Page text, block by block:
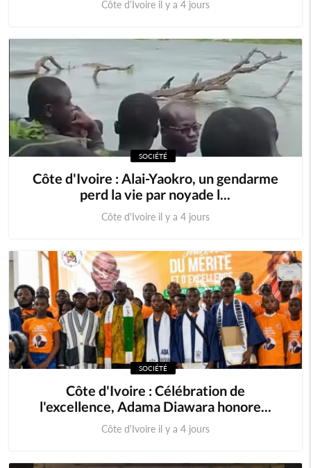
Côte d'Ivoire il y a 4 jours
SOCIÉTÉ
Côte d'Ivoire : Alai-Yaokro, un gendarme
perd la vie par noyade l...
Côte d'Ivoire il y a 4 jours
SOCIÉTÉ
Côte d'Ivoire : Célébration de
l'excellence, Adama Diawara honore...
Côte d'Ivoire il y a 4 jours